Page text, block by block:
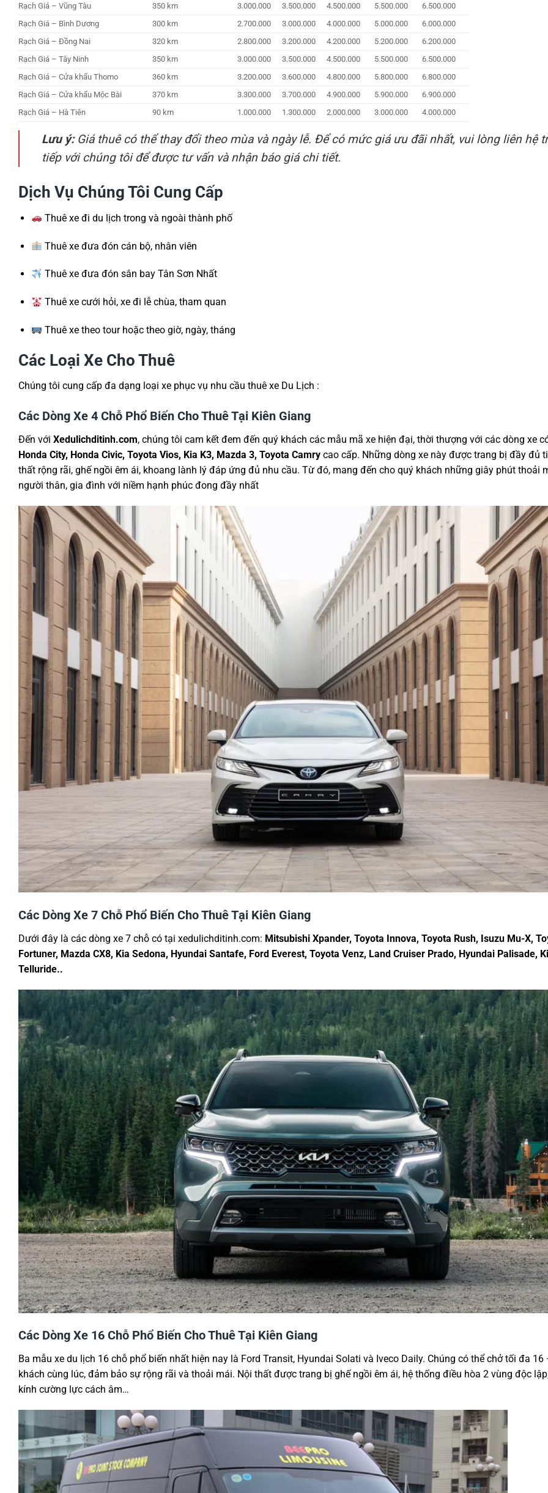
Rạch Giá – Vũng Tàu
350 km 3.000.000 3.500.000 4.500.000 5.500.000
6.500.000
Rạch Giá – Bình Dương
300 km 2.700.000 3.000.000 4.000.000 5.000.000
6.000.000
Rạch Giá – Đồng Nai
320 km 2.800.000 3.200.000 4.200.000 5.200.000
6.200.000
Rạch Giá – Tây Ninh
350 km 3.000.000 3.500.000 4.500.000 5.500.000
6.500.000
Rạch Giá – Cửa khẩu Thomo
360 km 3.200.000 3.600.000 4.800.000 5.800.000
6.800.000
Rạch Giá – Cửa khẩu Mộc Bài
370 km 3.300.000 3.700.000 4.900.000 5.900.000
6.900.000
Rạch Giá – Hà Tiên
90 km 1.000.000 1.300.000 2.000.000 3.000.000 4.000.000
Lưu ý:Giá thuê có thể thay đổi theo mùa và ngày lễ. Để có mức giá ưu đãi nhất, vui lòng liên hệ
tiếp với chúng tôi để được tư vấn và nhận báo giá chi tiết.
Dịch Vụ Chúng Tôi Cung Cấp
Thuê xe đi du lịch trong và ngoài thành phố
Thuê xe đưa đón cán bộ, nhân viên
Thuê xe đưa đón sân bay Tân Sơn Nhất
Thuê xe cưới hỏi, xe đi lễ chùa, tham quan
Thuê xe theo tour hoặc theo giờ, ngày, tháng
Các Loại Xe Cho Thuê
Chúng tôi cung cấp đa dạng loại xe phục vụ nhu cầu thuê xe Du Lịch :
Các Dòng Xe 4 Chỗ Phổ Biến Cho Thuê Tại Kiên Giang
Đến với Xedulichditinh.com, chúng tôi cam kết đem đến quý khách các mẫu mã xe hiện đại, thời thượng với các dòng xe
Honda City, Honda Civic, Toyota Vios, Kia K3, Mazda 3, Toyota Camry cao cấp. Những dòng xe này được trang bị đầy đủ
thất rộng rãi, ghế ngồi êm ái, khoang lành lý đáp ứng đủ nhu cầu. Từ đó, mang đến cho quý khách những giây phút thoải
người thân, gia đình với niềm hạnh phúc đong đầy nhất
Các Dòng Xe 7 Chỗ Phổ Biến Cho Thuê Tại Kiên Giang
Dưới đây là các dòng xe 7 chỗ có tại xedulichditinh.com: Mitsubishi Xpander, Toyota Innova, Toyota Rush, Isuzu Mu-X,
Fortuner, Mazda CX8, Kia Sedona, Hyundai Santafe, Ford Everest, Toyota Venz, Land Cruiser Prado, Hyundai Palisade,
Telluride..
Các Dòng Xe 16 Chỗ Phổ Biến Cho Thuê Tại Kiên Giang
Ba mẫu xe du lịch 16 chỗ phổ biến nhất hiện nay là Ford Transit, Hyundai Solati và Iveco Daily. Chúng có thể chở tối đa 16
khách cùng lúc, đảm bảo sự rộng rãi và thoải mái. Nội thất được trang bị ghế ngồi êm ái, hệ thống điều hòa 2 vùng độc
kính cường lực cách âm…